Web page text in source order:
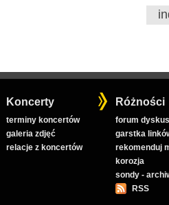
Koncerty
terminy koncertów
galeria zdjęć
relacje z koncertów
Różności
forum
garstka
rekomenduj
korozja
sondy -
RSS